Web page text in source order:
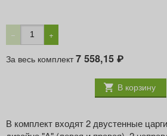
− +
За весь комплект7 558,15 ₽
В корзину
В комплект входят 2 двустенные